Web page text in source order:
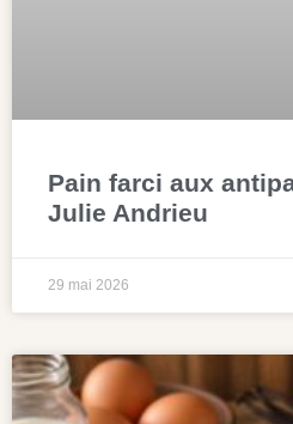
Pain farci aux
Julie Andrieu
29 mai 2026